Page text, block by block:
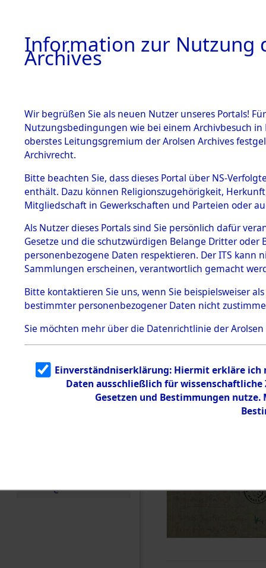
BESTÄNDE
1.
mente
5. Verschiedenes
5.3
Todesmärsche
5.3.1 Alliierte
Erhebungen
zu
Todesmärsch
en
5.3.2
g
5.3.3
Todesmärsch
e
Information zur Nutzung
Archives
Wir begrüßen Sie als neuen Nutzer unseres Portals!
Nutzungsbedingungen wie bei einem Archivbesuch
oberstes Leitungsgremium der Arolsen Archives
Archivrecht.
Bitte beachten Sie, dass dieses Portal über NS-
enthält. Dazu können Religionszugehörigkeit,
Mitgliedschaft in Gewerkschaften und Parteien oder
Als Nutzer dieses Portals sind Sie persönlich dafür
Gesetze und die schutzwürdigen Belange Dritter
personenbezogene Daten respektieren. Der ITS
Sammlungen erscheinen, verantwortlich gemacht
Bitte kontaktieren Sie uns, wenn Sie beispielsweiser
bestimmter personenbezogener Daten nicht
Sie möchten mehr über die Datenrichtlinie der Arolsen
Einverständniserklärung: Hiermit erkläre ich
Daten ausschließlich für
Gesetzen und Bestimmungen